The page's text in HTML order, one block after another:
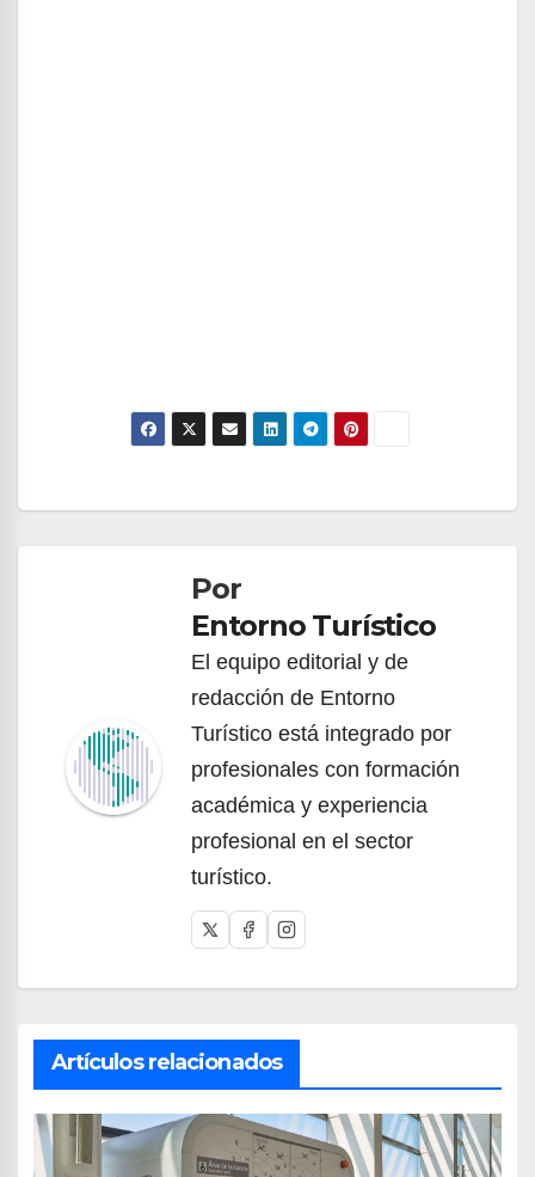
Navegación
entradasPor
Entorno Turístico
El equipo editorial y de
redacción de Entorno
Turístico está integrado por
profesionales con formación
académica y experiencia
profesional en el sector
turístico.
Artículos relacionados